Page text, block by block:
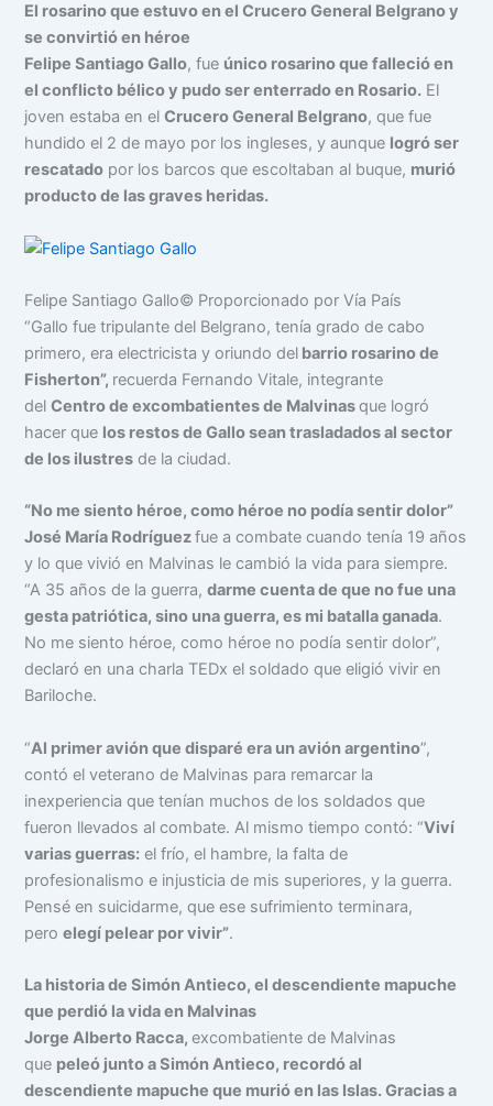
El rosarino que estuvo en el Crucero General Belgrano y
se convirtió en héroe
Felipe Santiago Gallo, fue único rosarino que falleció en
el conflicto bélico y pudo ser enterrado en Rosario. El
joven estaba en elCrucero General Belgrano, que fue
hundido el 2 de mayo por los ingleses, y aunque logró ser
rescatado por los barcos que escoltaban al buque, murió
producto de las graves heridas.
Felipe Santiago Gallo© Proporcionado por Vía País
“Gallo fue tripulante del Belgrano, tenía grado de cabo
primero, era electricista y oriundo del barrio rosarino de
Fisherton”, recuerda Fernando Vitale, integrante
delCentro de excombatientes de Malvinas que logró
hacer que los restos de Gallo sean trasladados al sector
de los ilustres de la ciudad.
“No me siento héroe, como héroe no podía sentir dolor”
José María Rodríguezfue a combate cuando tenía 19 años
y lo que vivió en Malvinas le cambió la vida para siempre.
“A 35 años de la guerra,darme cuenta de que no fue una
gesta patriótica, sino una guerra, es mi batalla ganada.
No me siento héroe, como héroe no podía sentir dolor”,
declaró en una charla TEDx el soldado que eligió vivir en
Bariloche.
“Al primer avión que disparé era un avión argentino”,
contó el veterano de Malvinas para remarcar la
inexperiencia que tenían muchos de los soldados que
fueron llevados al combate. Al mismo tiempo contó: “Viví
varias guerras: el frío, el hambre, la falta de
profesionalismo e injusticia de mis superiores, y la guerra.
Pensé en suicidarme, que ese sufrimiento terminara,
peroelegí pelear por vivir”.
La historia de Simón Antieco, el descendiente mapuche
que perdió la vida en Malvinas
Jorge Alberto Racca, excombatiente de Malvinas
que peleó junto a Simón Antieco, recordó al
descendiente mapuche que murió en las Islas. Gracias a